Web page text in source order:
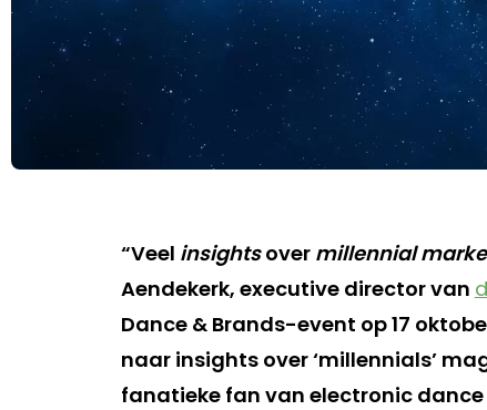
“Veel insightsover millennial
Aendekerk, executive director van
Dance & Brands-event op 17
naar insights over ‘millennials’
fanatieke fan van electronic